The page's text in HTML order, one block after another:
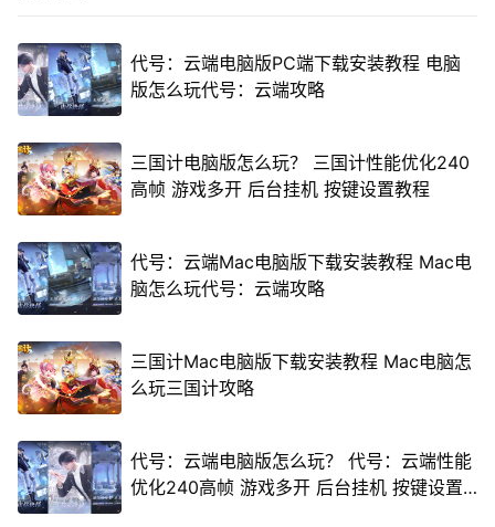
代号：云端电脑版PC端下载安装教程 电脑
版怎么玩代号：云端攻略
三国计电脑版怎么玩？ 三国计性能优化240
高帧 游戏多开 后台挂机 按键设置教程
代号：云端Mac电脑版下载安装教程 Mac电
脑怎么玩代号：云端攻略
三国计Mac电脑版下载安装教程 Mac电脑怎
么玩三国计攻略
代号：云端电脑版怎么玩？ 代号：云端性能
优化240高帧 游戏多开 后台挂机 按键设置